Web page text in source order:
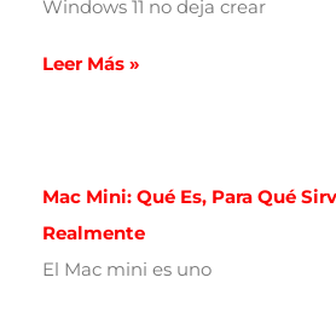
Windows 11 no deja crear
Leer Más »
Mac Mini: Qué Es, Para Qué
Realmente
El Mac mini es uno